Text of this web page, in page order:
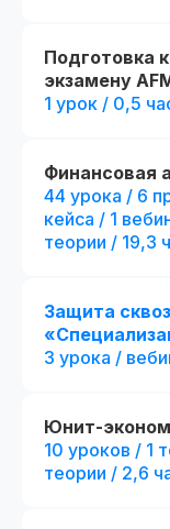
Подготовка
экзамену
1 урок / 0,5
Финансовая
44 урока / 6
кейса / 1
теории / 19,3
Защита
3 урока /
Юнит-
10 уроков / 1
теории / 2,6
r111104.001/мес
fr111104.001
Официальный
Возможность
Получить